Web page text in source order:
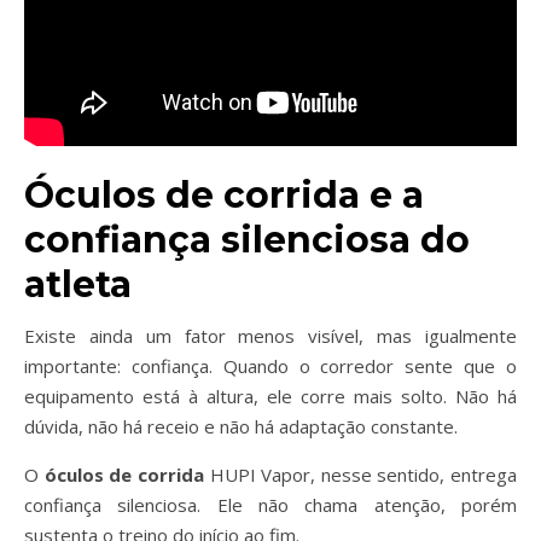
Óculos de corrida e a
confiança silenciosa do
atleta
Existe ainda um fator menos visível, mas igualmente
importante: confiança. Quando o corredor sente que o
equipamento está à altura, ele corre mais solto. Não há
dúvida, não há receio e não há adaptação constante.
O óculos de corrida HUPI Vapor, nesse sentido, entrega
confiança silenciosa. Ele não chama atenção, porém
sustenta o treino do início ao fim.